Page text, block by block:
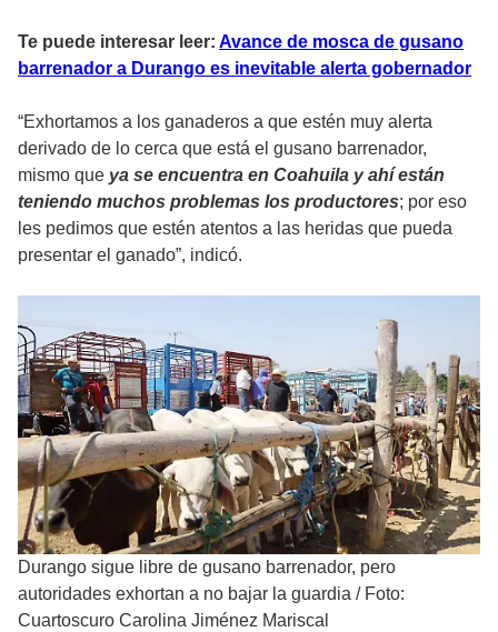
Te puede interesar leer: Avance de mosca de gusano
barrenador a Durango es inevitable alerta gobernador
“Exhortamos a los ganaderos a que estén muy alerta
derivado de lo cerca que está el gusano barrenador,
mismo que ya se encuentra en Coahuila y ahí están
teniendo muchos problemas los productores; por eso
les pedimos que estén atentos a las heridas que pueda
presentar el ganado”, indicó.
Durango sigue libre de gusano barrenador, pero
autoridades exhortan a no bajar la guardia / Foto:
Cuartoscuro Carolina Jiménez Mariscal